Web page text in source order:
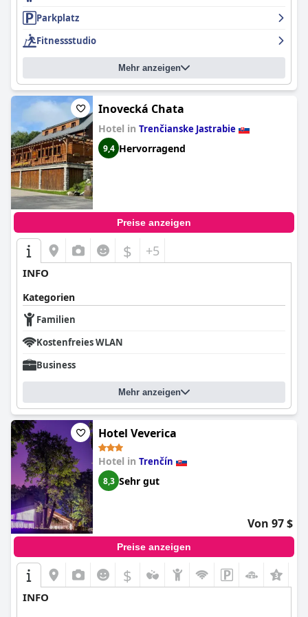
Bereitschaft, auf die Bedürfnisse der Gäste einzugehen,
hervorgehoben. Dieser kooperative und aufmerksame Service
trägt wesentlich zum positiven Gesamterlebnis im Hotel bei.
Zusammenfassend lässt sich sagen, dass das Garni Hotel
S.O.G.*** eine erstklassige Lage, saubere und komfortable
Zimmer und einen außergewöhnlichen Personalservice bietet,
was es zu einer soliden Wahl für Besucher von Trenčín macht.
Parkplatz
Fitnessstudio
Mehr anzeigen
Inovecká Chata
Hotel in Trenčianske Jastrabie
9,4 Hervorragend
Preise anzeigen
$ +5
INFO
Kategorien
Familien
Kostenfreies WLAN
Business
Mehr anzeigen
Hotel Veverica
Hotel in Trenčín
8,3 Sehr gut
Von 97 $
Preise anzeigen
$
INFO